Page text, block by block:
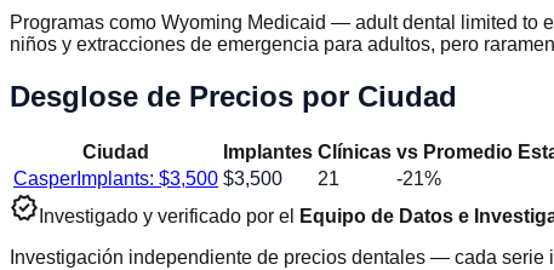
Programas como Wyoming Medicaid — adult dental limited to
niños y extracciones de emergencia para adultos, pero
Desglose de Precios por Ciudad
Ciudad Implantes Clínicas vs Promedio
Casper Implants: $3,500 $3,500 21 -21%
verified Investigado y verificado por el
Equipo de Datos e
Investigación independiente de precios dentales — cada